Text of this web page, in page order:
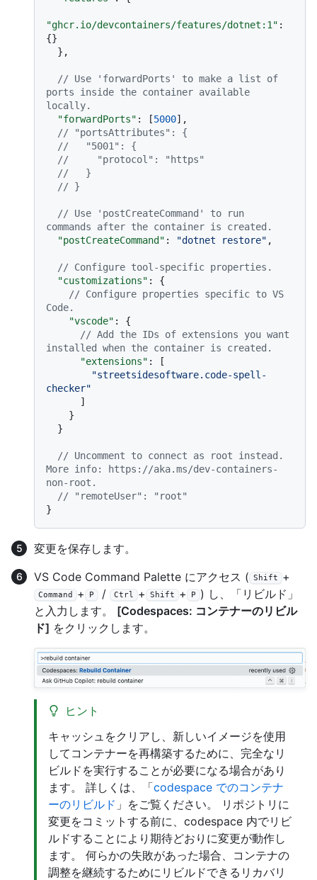
"ghcr.io/devcontainers/features/dotnet:1" :
{}
} ,
// Use 'forwardPorts' to make a list of
ports inside the container available
locally.
"forwardPorts" : [5000] ,
// "portsAttributes": {
//   "5001": {
//     "protocol": "https"
//   }
// }
// Use 'postCreateCommand' to run
commands after the container is created.
"postCreateCommand" : "dotnet restore" ,
// Configure tool-specific properties.
"customizations" :
{
// Configure properties specific to VS
Code.
"vscode" :
{
// Add the IDs of extensions you want
installed when the container is created.
"extensions" :
[
"streetsidesoftware.code-spell-
checker"
]
}
}
// Uncomment to connect as root instead.
More info: https://aka.ms/dev-containers-
non-root.
// "remoteUser": "root"
}
変更を保存します。
VS Code Command Palette にアクセス ( Shift +
Command + P / Ctrl + Shift + P
) し、「リビルド」
と入力します。 [Codespaces: コンテナーのリビル
ド] をクリックします。
ヒント
キャッシュをクリアし、新しいイメージを使用
してコンテナーを再構築するために、完全なリ
ビルドを実行することが必要になる場合があり
ます。 詳しくは、「codespace でのコンテナ
ーのリビルド 」をご覧ください。 リポジトリに
変更をコミットする前に、codespace 内でリビ
ルドすることにより期待どおりに変更が動作し
ます。 何らかの失敗があった場合、コンテナの
調整を継続するためにリビルドできるリカバリ